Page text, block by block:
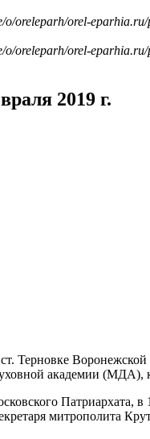
o/oreleparh/orel-
o/oreleparh/orel-
2019 г.
академии (МДА),
Патриархата, в
митрополита